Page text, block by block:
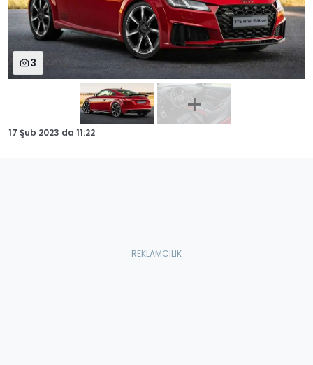
3
17 Şub 2023 da 11:22